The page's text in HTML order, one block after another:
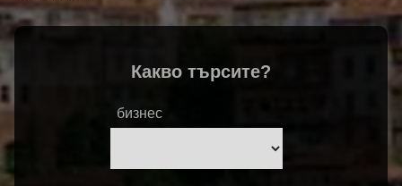
Какво търсите?
бизнес